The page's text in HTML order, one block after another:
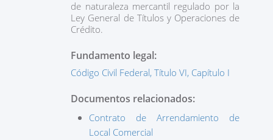
de naturaleza mercantil regulado por la
Ley General de Títulos y Operaciones de
Crédito.
Fundamento legal:
Código Civil Federal, Título VI, Capítulo I
Documentos relacionados:
Contrato de Arrendamiento de
Local Comercial